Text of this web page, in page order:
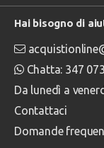
Hai bisogno di
Chatta: 347
Da lunedì a
Contattaci
Domande